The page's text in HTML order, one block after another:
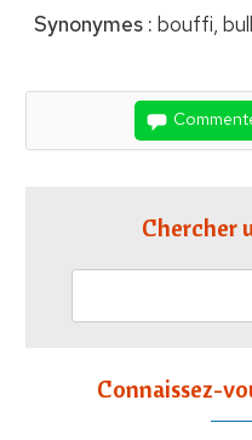
Synonymes : bouffi,
Chercher
Connaissez-